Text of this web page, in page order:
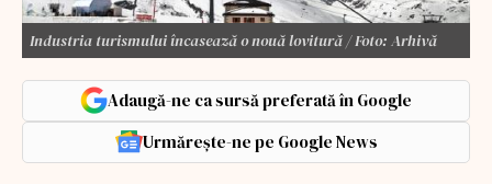
Industria turismului încasează o nouă lovitură / Foto: Arhivă
Adaugă-ne ca sursă preferată în Google
Urmărește-ne pe Google News